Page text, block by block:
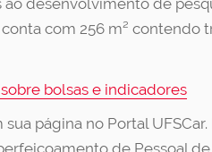
desenvolvimento de
com 256 m²
bolsas e indicadores
página no Portal
de Pessoal